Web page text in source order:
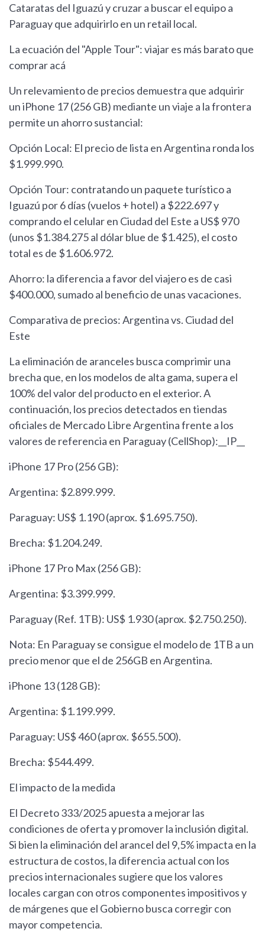
Cataratas del Iguazú y cruzar a buscar el equipo a
Paraguay que adquirirlo en un retail local.
La ecuación del "Apple Tour": viajar es más barato que
comprar acá
Un relevamiento de precios demuestra que adquirir
un iPhone 17 (256 GB) mediante un viaje a la frontera
permite un ahorro sustancial:
Opción Local: El precio de lista en Argentina ronda los
$1.999.990.
Opción Tour: contratando un paquete turístico a
Iguazú por 6 días (vuelos + hotel) a $222.697 y
comprando el celular en Ciudad del Este a US$ 970
(unos $1.384.275 al dólar blue de $1.425), el costo
total es de $1.606.972.
Ahorro: la diferencia a favor del viajero es de casi
$400.000, sumado al beneficio de unas vacaciones.
Comparativa de precios: Argentina vs. Ciudad del
Este
La eliminación de aranceles busca comprimir una
brecha que, en los modelos de alta gama, supera el
100% del valor del producto en el exterior. A
continuación, los precios detectados en tiendas
oficiales de Mercado Libre Argentina frente a los
valores de referencia en Paraguay (CellShop):__IP__
iPhone 17 Pro (256 GB):
Argentina: $2.899.999.
Paraguay: US$ 1.190 (aprox. $1.695.750).
Brecha: $1.204.249.
iPhone 17 Pro Max (256 GB):
Argentina: $3.399.999.
Paraguay (Ref. 1TB): US$ 1.930 (aprox. $2.750.250).
Nota: En Paraguay se consigue el modelo de 1TB a un
precio menor que el de 256GB en Argentina.
iPhone 13 (128 GB):
Argentina: $1.199.999.
Paraguay: US$ 460 (aprox. $655.500).
Brecha: $544.499.
El impacto de la medida
El Decreto 333/2025 apuesta a mejorar las
condiciones de oferta y promover la inclusión digital.
Si bien la eliminación del arancel del 9,5% impacta en la
estructura de costos, la diferencia actual con los
precios internacionales sugiere que los valores
locales cargan con otros componentes impositivos y
de márgenes que el Gobierno busca corregir con
mayor competencia.